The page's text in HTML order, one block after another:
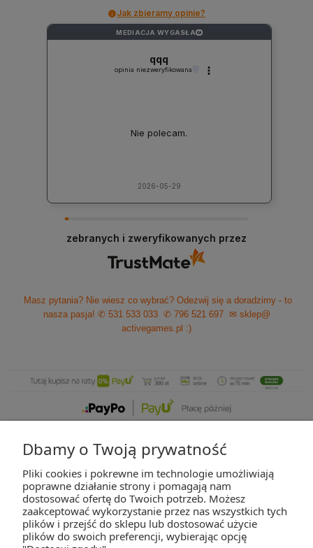
Jak zbieramy opinie?
MEDIACJA WYGASŁA ?
qqq
opinia niezweryfikowana
Nie polecam.
2026-05-29
zebranych i zweryfikowanych przez
Masz pytania? Nie wiesz co wybrać? Odezwij się a doradzimy - to
nasza pasja! ✆ 531 533 033 ✆ 796 521 697
✉ sklep@
activegames.pl :)
ZAKUPY
POMOC
Dbamy o Twoją prywatność
Pliki cookies i pokrewne im technologie umożliwiają
poprawne działanie strony i pomagają nam
dostosować ofertę do Twoich potrzeb. Możesz
zaakceptować wykorzystanie przez nas wszystkich tych
plików i przejść do sklepu lub dostosować użycie
plików do swoich preferencji, wybierając opcję